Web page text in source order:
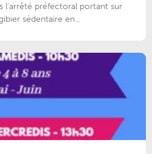
l'arrêté préfectoral portant sur
sédentaire en...